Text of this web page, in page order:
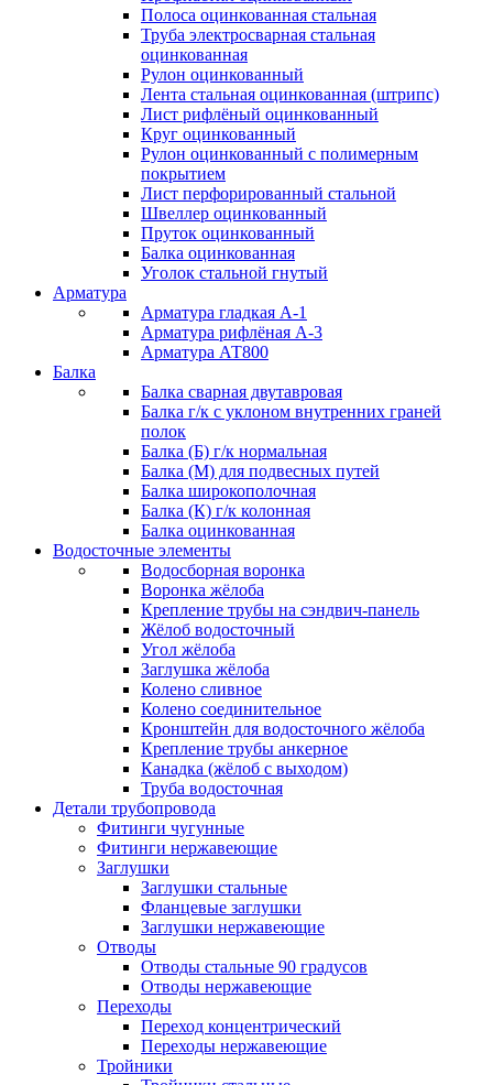
Полоса оцинкованная стальная
Труба электросварная стальная
оцинкованная
Рулон оцинкованный
Лента стальная оцинкованная (штрипс)
Лист рифлёный оцинкованный
Круг оцинкованный
Рулон оцинкованный с полимерным
покрытием
Лист перфорированный стальной
Швеллер оцинкованный
Пруток оцинкованный
Балка оцинкованная
Уголок стальной гнутый
Арматура
Арматура гладкая А-1
Арматура рифлёная А-3
Арматура АТ800
Балка
Балка сварная двутавровая
Балка г/к с уклоном внутренних граней
полок
Балка (Б) г/к нормальная
Балка (М) для подвесных путей
Балка широкополочная
Балка (К) г/к колонная
Балка оцинкованная
Водосточные элементы
Водосборная воронка
Воронка жёлоба
Крепление трубы на сэндвич-панель
Жёлоб водосточный
Угол жёлоба
Заглушка жёлоба
Колено сливное
Колено соединительное
Кронштейн для водосточного жёлоба
Крепление трубы анкерное
Канадка (жёлоб с выходом)
Труба водосточная
Детали трубопровода
Фитинги чугунные
Фитинги нержавеющие
Заглушки
Заглушки стальные
Фланцевые заглушки
Заглушки нержавеющие
Отводы
Отводы стальные 90 градусов
Отводы нержавеющие
Переходы
Переход концентрический
Переходы нержавеющие
Тройники